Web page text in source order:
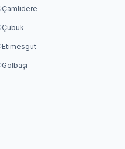
Çamlıdere
Çubuk
Etimesgut
Gölbaşı